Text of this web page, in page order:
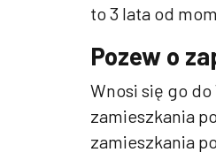
to 3 lata od
Pozew o
Wnosi się go
zamieszkania
zamieszkania